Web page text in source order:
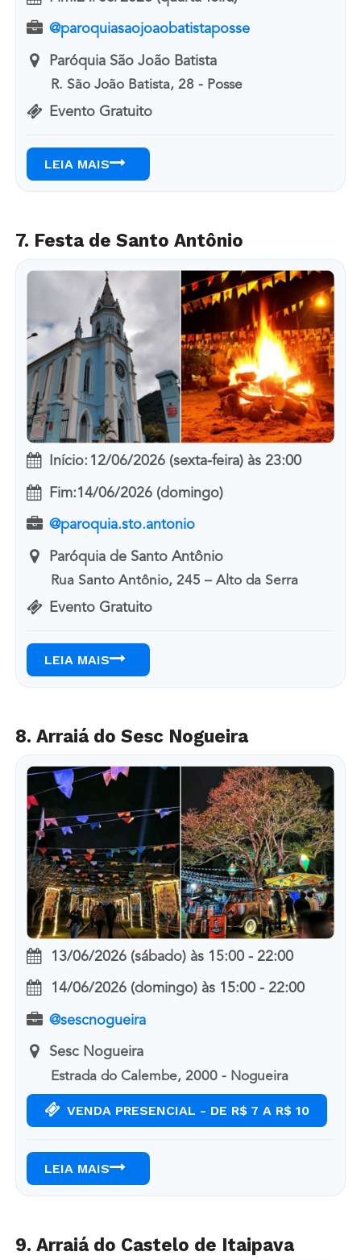
@paroquiasaojoaobatistaposse
Paróquia São João Batista
R. São João Batista, 28 - Posse
Evento Gratuito
LEIA MAIS
7. Festa de Santo Antônio
Início: 12/06/2026 (sexta-feira) às 23:00
Fim:14/06/2026 (domingo)
@paroquia.sto.antonio
Paróquia de Santo Antônio
Rua Santo Antônio, 245 – Alto da Serra
Evento Gratuito
LEIA MAIS
8. Arraiá do Sesc Nogueira
13/06/2026 (sábado) às 15:00 - 22:00
14/06/2026 (domingo) às 15:00 - 22:00
@sescnogueira
Sesc Nogueira
Estrada do Calembe, 2000 - Nogueira
VENDA PRESENCIAL - DE R$ 7 A R$ 10
LEIA MAIS
9. Arraiá do Castelo de Itaipava